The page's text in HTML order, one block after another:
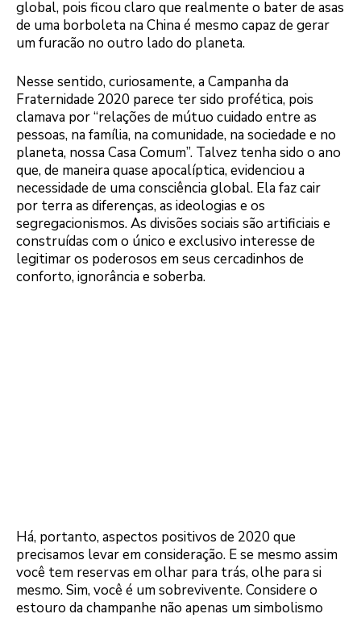
global, pois ficou claro que realmente o bater de asas
de uma borboleta na China é mesmo capaz de gerar
um furacão no outro lado do planeta.
Nesse sentido, curiosamente, a Campanha da
Fraternidade 2020 parece ter sido profética, pois
clamava por “relações de mútuo cuidado entre as
pessoas, na família, na comunidade, na sociedade e no
planeta, nossa Casa Comum”. Talvez tenha sido o ano
que, de maneira quase apocalíptica, evidenciou a
necessidade de uma consciência global. Ela faz cair
por terra as diferenças, as ideologias e os
segregacionismos.As divisões sociais são artificiais e
construídas com o único e exclusivo interesse de
legitimar os poderosos em seus cercadinhos de
conforto, ignorância e soberba.
Há, portanto, aspectos positivos de 2020 que
precisamos levar em consideração. E se mesmo assim
você tem reservas em olhar para trás, olhe para si
mesmo. Sim, você é um sobrevivente. Considere o
estouro da champanhe não apenas um simbolismo